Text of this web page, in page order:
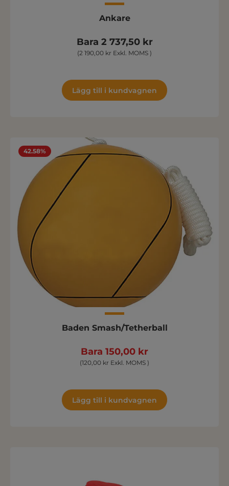
Ankare
Bara 2 737,50 kr
(2 190,00 kr Exkl. MOMS )
Lägg till i kundvagnen
42.58%
Baden Smash/Tetherball
Bara 150,00 kr
(120,00 kr Exkl. MOMS )
Lägg till i kundvagnen